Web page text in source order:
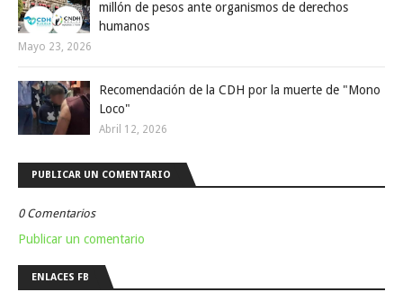
millón de pesos ante organismos de derechos
humanos
Mayo 23, 2026
Recomendación de la CDH por la muerte de "Mono
Loco"
Abril 12, 2026
PUBLICAR UN COMENTARIO
0 Comentarios
Publicar un comentario
ENLACES FB